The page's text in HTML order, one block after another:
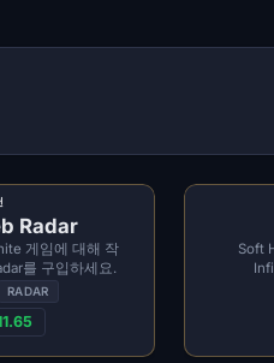
Radar
게임에 대해 작
를 구입하세요.
RADAR
Soft